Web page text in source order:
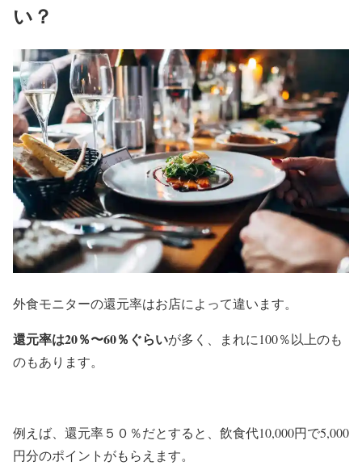
い？
外食モニターの還元率はお店によって違います。
還元率は20％〜60％ぐらいが多く、まれに100％以上のも
のもあります。
例えば、還元率５０％だとすると、飲食代10,000円で5,000
円分のポイントがもらえます。